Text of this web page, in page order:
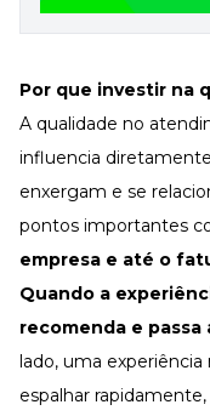
Por que investir na
A qualidade no
influencia
enxergam e se
pontos importantes
empresa e até o
Quando a
recomenda e passa
lado, uma
espalhar